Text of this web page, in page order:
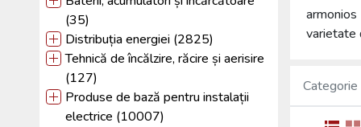
(35)
Distribuția energiei (2825)
Tehnică de încălzire, răcire și aerisire
(127)
Produse de bază pentru instalații
electrice (10007)
varietate
Categorie